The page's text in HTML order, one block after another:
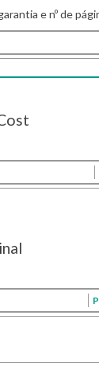
e nº de